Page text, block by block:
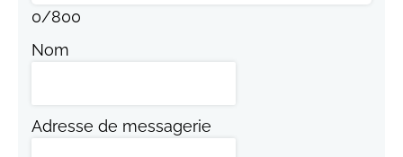
0/800
Nom
Adresse de messagerie